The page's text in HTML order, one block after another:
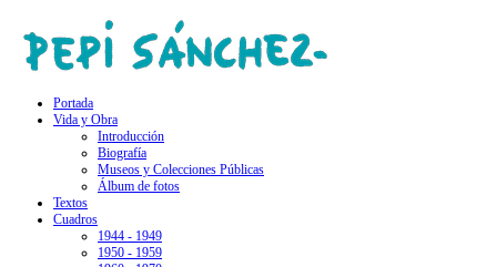
Portada
Vida y Obra
Introducción
Biografía
Museos y Colecciones Públicas
Álbum de fotos
Textos
Cuadros
1944 - 1949
1950 - 1959